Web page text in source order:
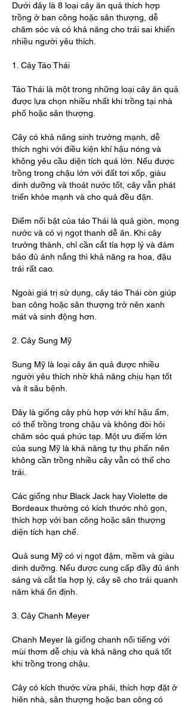
Dưới đây là 8 loại cây ăn quả thích hợp
trồng ở ban công hoặc sân thượng, dễ
chăm sóc và có khả năng cho trái sai khiến
nhiều người yêu thích.
1. Cây Táo Thái
Táo Thái là một trong những loại cây ăn quả
được lựa chọn nhiều nhất khi trồng tại nhà
phố hoặc sân thượng.
Cây có khả năng sinh trưởng mạnh, dễ
thích nghi với điều kiện khí hậu nóng và
không yêu cầu diện tích quá lớn. Nếu được
trồng trong chậu lớn với đất tơi xốp, giàu
dinh dưỡng và thoát nước tốt, cây vẫn phát
triển khỏe mạnh và cho quả đều đặn.
Điểm nổi bật của táo Thái là quả giòn, mọng
nước và có vị ngọt thanh dễ ăn. Khi cây
trưởng thành, chỉ cần cắt tỉa hợp lý và đảm
bảo đủ ánh nắng thì khả năng ra hoa, đậu
trái rất cao.
Ngoài giá trị sử dụng, cây táo Thái còn giúp
ban công hoặc sân thượng trở nên xanh
mát và sinh động hơn.
2. Cây Sung Mỹ
Sung Mỹ là loại cây ăn quả được nhiều
người yêu thích nhờ khả năng chịu hạn tốt
và ít sâu bệnh.
Đây là giống cây phù hợp với khí hậu ấm,
có thể trồng trong chậu và không đòi hỏi
chăm sóc quá phức tạp. Một ưu điểm lớn
của sung Mỹ là khả năng tự thụ phấn nên
không cần trồng nhiều cây vẫn có thể cho
trái.
Các giống như Black Jack hay Violette de
Bordeaux thường có kích thước nhỏ gọn,
thích hợp với ban công hoặc sân thượng
diện tích hạn chế.
Quả sung Mỹ có vị ngọt đậm, mềm và giàu
dinh dưỡng. Nếu được cung cấp đầy đủ ánh
sáng và cắt tỉa hợp lý, cây sẽ cho trái quanh
năm khá ổn định.
3. Cây Chanh Meyer
Chanh Meyer là giống chanh nổi tiếng với
mùi thơm dễ chịu và khả năng cho quả tốt
khi trồng trong chậu.
Cây có kích thước vừa phải, thích hợp đặt ở
hiên nhà, sân thượng hoặc ban công có